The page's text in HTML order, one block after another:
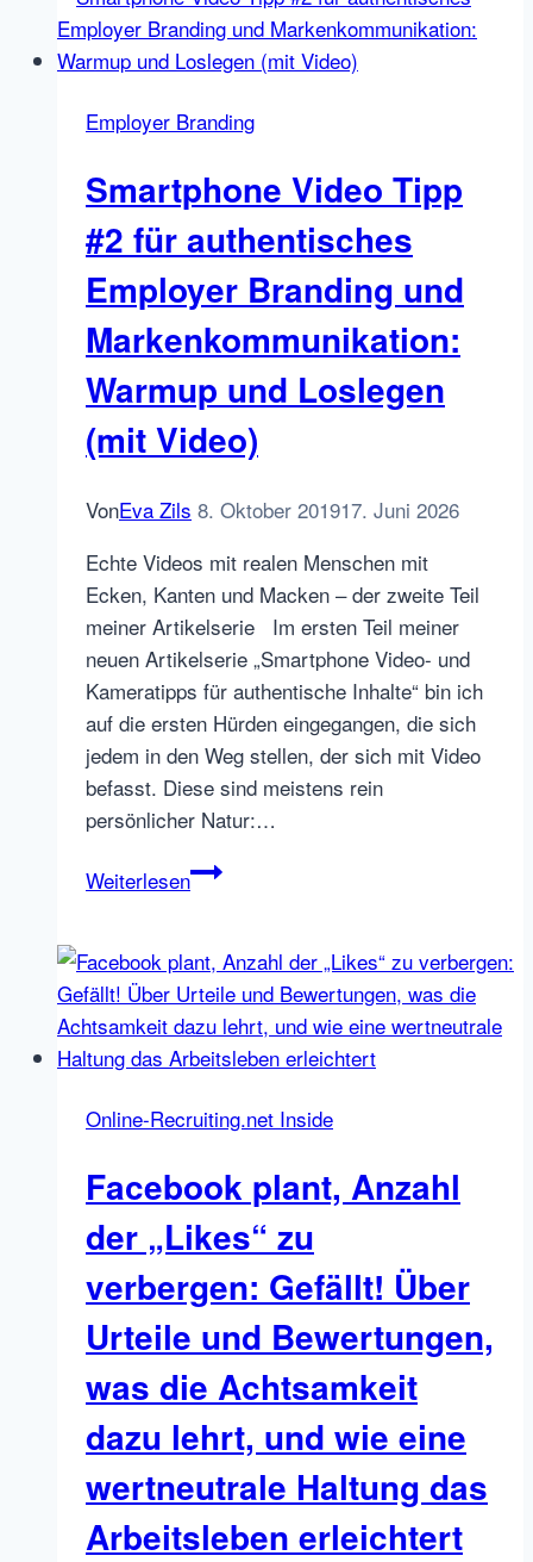
Event
online:
Nachteile,
Fragen,
Gedanken
und
Tipps
für
Deine
gelungene
Veranstaltung
im
Employer Branding
Smartphone Video Tipp
#2 für authentisches
Employer Branding und
Markenkommunikation:
Warmup und Loslegen
(mit Video)
VonEva Zils 8. Oktober 201917. Juni 2026
Echte Videos mit realen Menschen mit
Ecken, Kanten und Macken – der zweite Teil
meiner Artikelserie Im ersten Teil meiner
neuen Artikelserie „Smartphone Video- und
Kameratipps für authentische Inhalte“ bin ich
auf die ersten Hürden eingegangen, die sich
jedem in den Weg stellen, der sich mit Video
befasst. Diese sind meistens rein
persönlicher Natur:…
WeiterlesenSmartphone
#2
für
authentisches
Employer
und
Warmup
und
Loslegen
(mit
Online-Recruiting.net Inside
Facebook plant, Anzahl
der „Likes“ zu
verbergen: Gefällt! Über
Urteile und Bewertungen,
was die Achtsamkeit
dazu lehrt, und wie eine
wertneutrale Haltung das
Arbeitsleben erleichtert